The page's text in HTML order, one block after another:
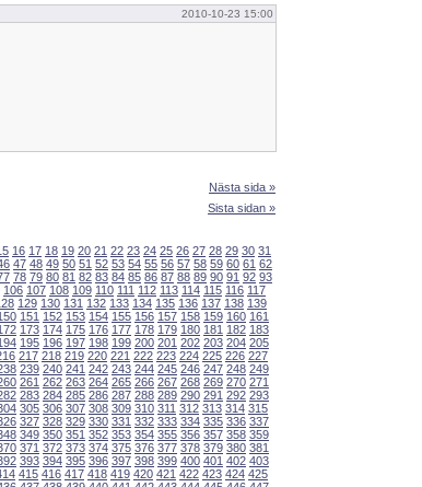
2010-10-23 15:00
Nästa sida »
Sista sidan »
16 17 18 19 20 21 22 23 24 25 26 27 28 29 30 31
47 48 49 50 51 52 53 54 55 56 57 58 59 60 61 62
78 79 80 81 82 83 84 85 86 87 88 89 90 91 92 93
106 107 108 109 110 111 112 113 114 115 116 117
129 130 131 132 133 134 135 136 137 138 139
151 152 153 154 155 156 157 158 159 160 161
173 174 175 176 177 178 179 180 181 182 183
195 196 197 198 199 200 201 202 203 204 205
217 218 219 220 221 222 223 224 225 226 227
239 240 241 242 243 244 245 246 247 248 249
261 262 263 264 265 266 267 268 269 270 271
283 284 285 286 287 288 289 290 291 292 293
305 306 307 308 309 310 311 312 313 314 315
327 328 329 330 331 332 333 334 335 336 337
349 350 351 352 353 354 355 356 357 358 359
371 372 373 374 375 376 377 378 379 380 381
393 394 395 396 397 398 399 400 401 402 403
415 416 417 418 419 420 421 422 423 424 425